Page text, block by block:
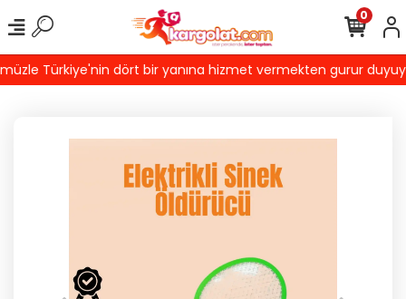
Türkiye'nin dört bir yanına hizmet vermekten gurur
0